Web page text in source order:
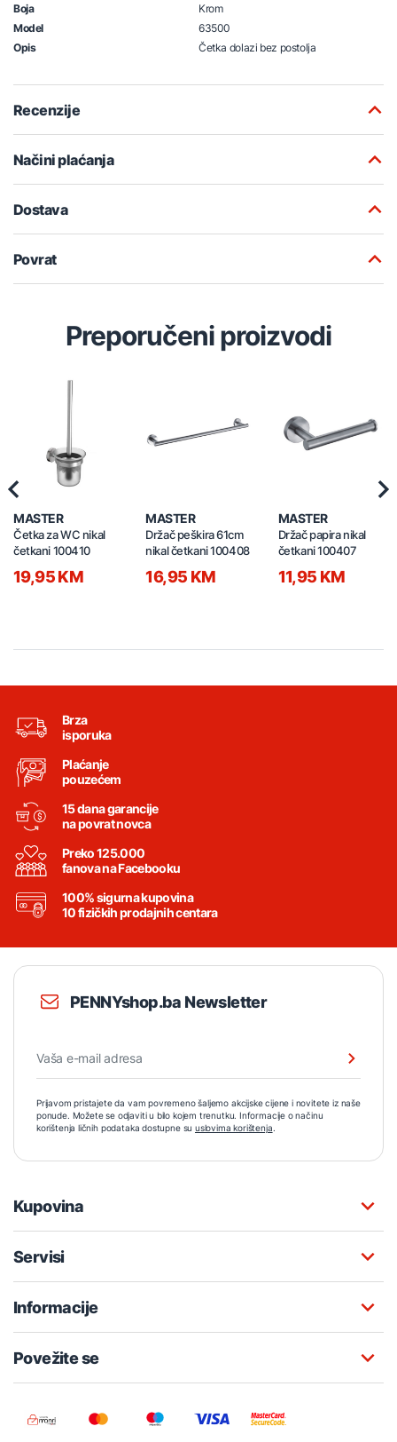
Boja
Krom
Model
63500
Opis
Četka dolazi bez postolja
Recenzije
Načini plaćanja
Dostava
Povrat
Preporučeni proizvodi
MASTER
Četka za WC nikal
četkani 100410
19,95 KM
MASTER
Držač peškira 61cm
nikal četkani 100408
16,95 KM
MASTER
Držač papira nikal
četkani 100407
11,95 KM
Brza
isporuka
Plaćanje
pouzećem
15 dana garancije
na povrat novca
Preko 125.000
fanova na Facebooku
100% sigurna kupovina
10 fizičkih prodajnih centara
PENNYshop.ba Newsletter
Prijavom pristajete da vam povremeno šaljemo akcijske cijene i novitete iz naše
ponude. Možete se odjaviti u bilo kojem trenutku. Informacije o načinu
korištenja ličnih podataka dostupne su uslovima korištenja.
Kupovina
Servisi
Informacije
Povežite se